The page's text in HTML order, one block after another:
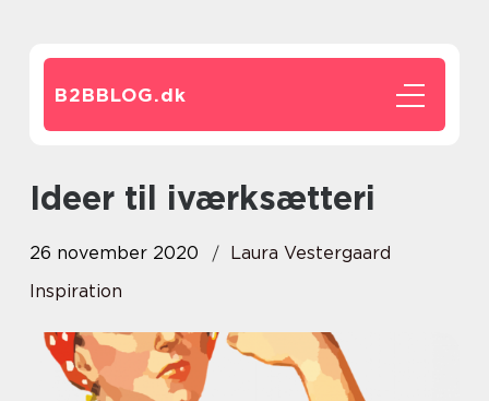
B2BBLOG.dk
Ideer til iværksætteri
26 november 2020
Laura Vestergaard
Inspiration